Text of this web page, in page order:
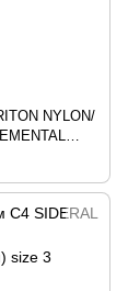
NYLON/
мм